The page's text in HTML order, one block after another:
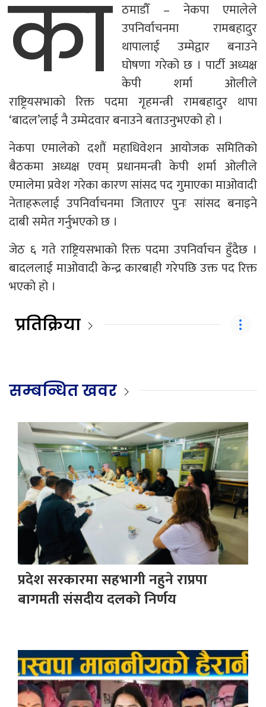
का ठमाडौँ – नेकपा एमालेले
उपनिर्वाचनमा रामबहादुर
थापालाई उम्मेद्वार बनाउने
घोषणा गरेको छ । पार्टी अध्यक्ष
केपी शर्मा ओलीले
राष्ट्रियसभाको रिक्त पदमा गृहमन्त्री रामबहादुर थापा
‘बादल’लाई नै उम्मेदवार बनाउने बताउनुभएको हो ।
नेकपा एमालेको दशौं महाधिवेशन आयोजक समितिको
बैठकमा अध्यक्ष एवम् प्रधानमन्त्री केपी शर्मा ओलीले
एमालेमा प्रवेश गरेका कारण सांसद पद गुमाएका माओवादी
नेताहरूलाई उपनिर्वाचनमा जिताएर पुनः सांसद बनाइने
दाबी समेत गर्नुभएको छ ।
जेठ ६ गते राष्ट्रियसभाको रिक्त पदमा उपनिर्वाचन हुँदैछ ।
बादललाई माओवादी केन्द्र कारबाही गरेपछि उक्त पद रिक्त
भएको हो ।
प्रतिक्रिया
सम्बन्धित खवर
प्रदेश सरकारमा सहभागी नहुने राप्रपा
बागमती संसदीय दलको निर्णय